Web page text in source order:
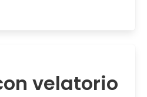
velatorio